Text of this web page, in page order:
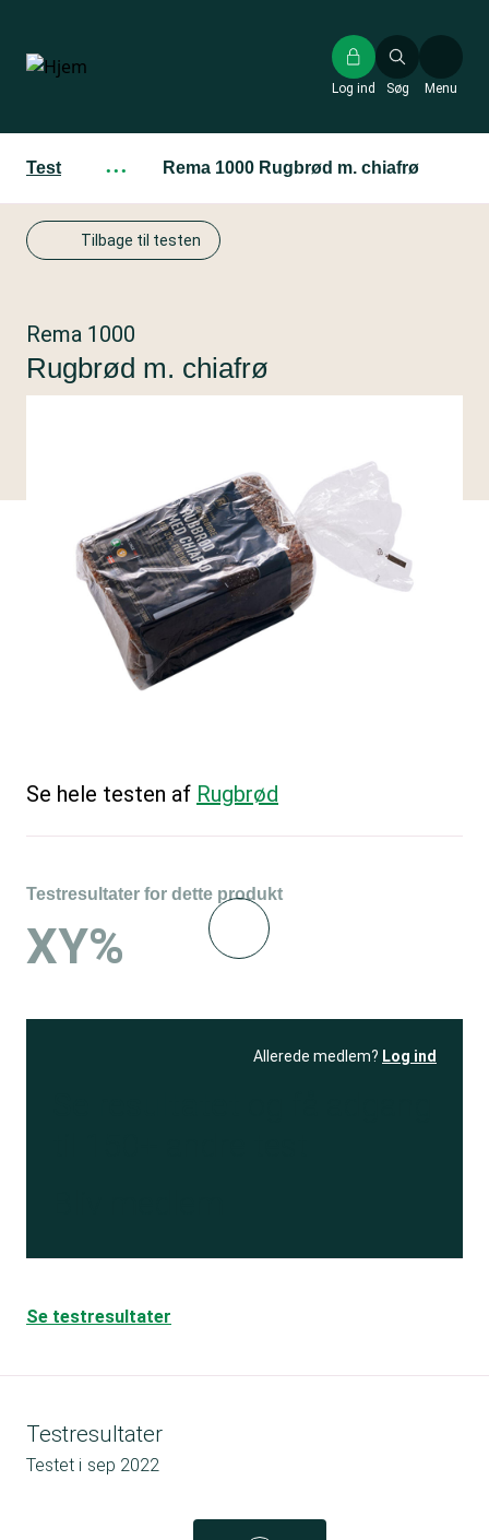
hovedindhold
Søg
Log ind Menu
Test ··· Rema 1000 Rugbrød m. chiafrø
Tilbage til testen
Rema 1000
Rugbrød m. chiafrø
Se hele testen af Rugbrød
Testresultater for dette produkt
XY%
Allerede medlem? Log ind
Se testresultater
Testresultater
Testet i sep 2022